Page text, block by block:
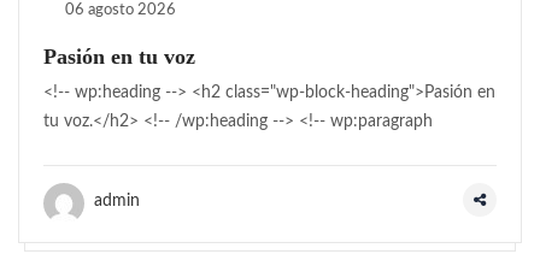
06 agosto 2026
Pasión en tu voz
<!-- wp:heading --> <h2 class="wp-block-heading">Pasión en
tu voz.</h2> <!-- /wp:heading --> <!-- wp:paragraph
admin